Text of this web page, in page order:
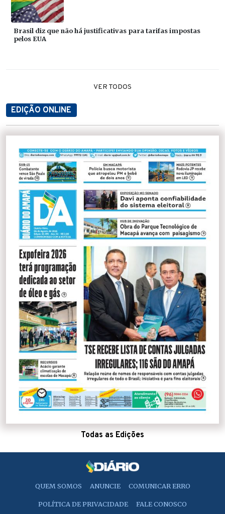
Brasil diz que não há justificativas para tarifas impostas
pelos EUA
VER TODOS
EDIÇÃO ONLINE
Todas as Edições
QUEM SOMOS ANUNCIE COMUNICAR ERRO
POLÍTICA DE PRIVACIDADE FALE CONOSCO